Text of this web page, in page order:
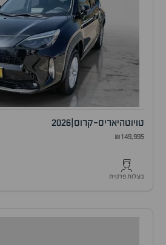
טויוטהיאריס-קרוס 2026
₪149,995
בעלות פרטית